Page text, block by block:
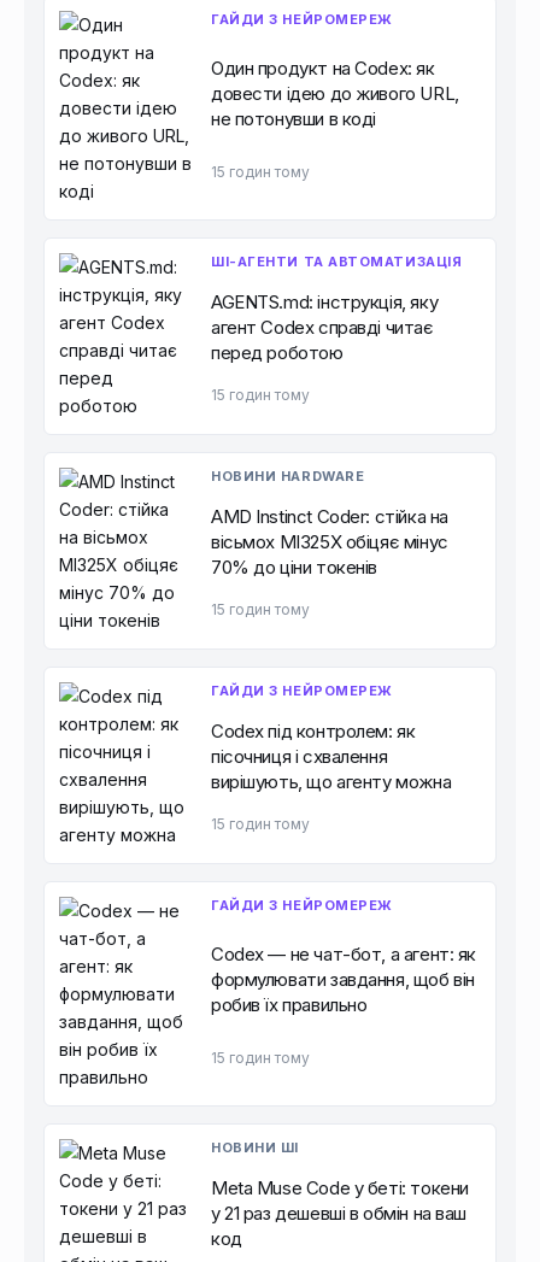
ГАЙДИ З НЕЙРОМЕРЕЖ
Один продукт на Codex: як
довести ідею до живого URL,
не потонувши в коді
15 годин тому
ШІ-АГЕНТИ ТА АВТОМАТИЗАЦІЯ
AGENTS.md: інструкція, яку
агент Codex справді читає
перед роботою
15 годин тому
НОВИНИ HARDWARE
AMD Instinct Coder: стійка на
вісьмох MI325X обіцяє мінус
70% до ціни токенів
15 годин тому
ГАЙДИ З НЕЙРОМЕРЕЖ
Codex під контролем: як
пісочниця і схвалення
вирішують, що агенту можна
15 годин тому
ГАЙДИ З НЕЙРОМЕРЕЖ
Codex — не чат-бот, а агент: як
формулювати завдання, щоб він
робив їх правильно
15 годин тому
НОВИНИ ШІ
Meta Muse Code у беті: токени
у 21 раз дешевші в обмін на ваш
код